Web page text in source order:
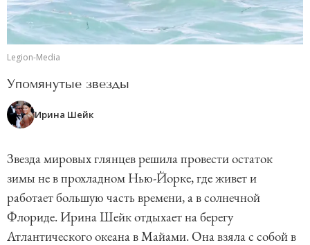
Legion-Media
Упомянутые звезды
Ирина Шейк
Звезда мировых глянцев решила провести остаток
зимы не в прохладном Нью-Йорке, где живет и
работает большую часть времени, а в солнечной
Флориде. Ирина Шейк отдыхает на берегу
Атлантического океана в Майами. Она взяла с собой в